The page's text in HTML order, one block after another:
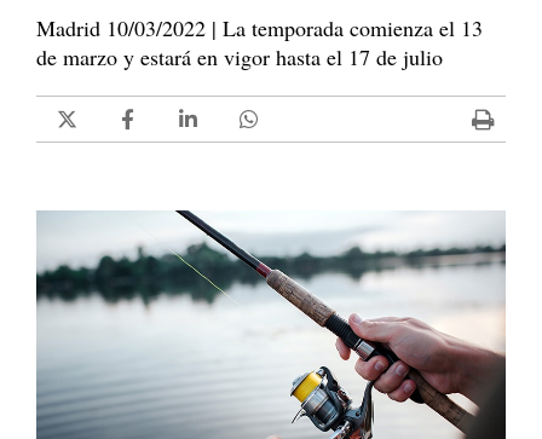
Madrid 10/03/2022 | La temporada comienza el 13
de marzo y estará en vigor hasta el 17 de julio